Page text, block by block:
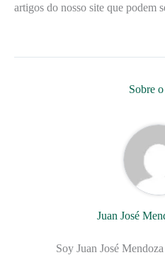
artigos do nosso site que podem
Sobre
Juan José
Soy Juan José